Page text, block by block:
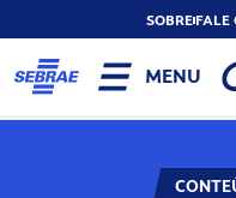
SOBREFALE
MENU